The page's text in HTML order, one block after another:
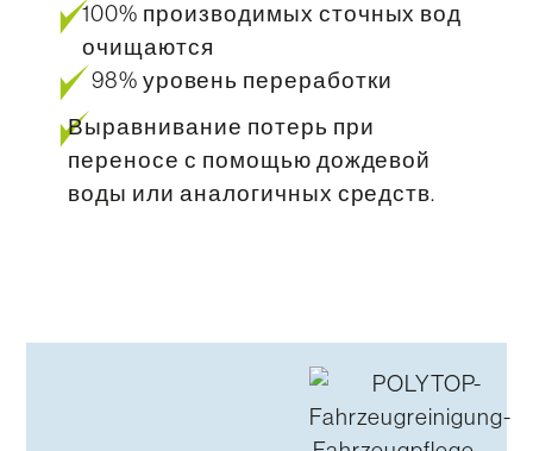
100% производимых сточных вод
очищаются
98% уровень переработки
Выравнивание потерь при
переносе с помощью дождевой
воды или аналогичных средств.